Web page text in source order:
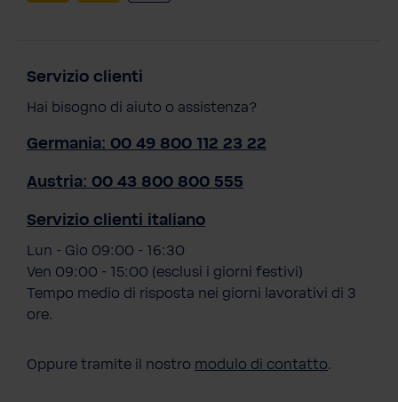
Servizio clienti
Hai bisogno di aiuto o assistenza?
Germania: 00 49 800 112 23 22
Austria: 00 43 800 800 555
Servizio clienti italiano
Lun - Gio 09:00 - 16:30
Ven 09:00 - 15:00 (esclusi i giorni festivi)
Tempo medio di risposta nei giorni lavorativi di 3
ore.
Oppure tramite il nostro modulo di contatto.